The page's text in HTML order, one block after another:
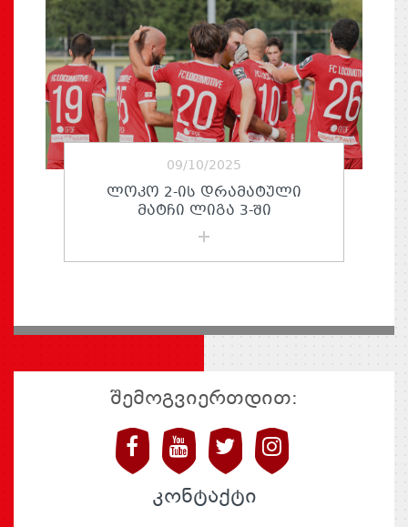
09/10/2025
ᲚᲝᲙᲝ 2-ᲘᲡ ᲓᲠᲐᲛᲐᲢᲣᲚᲘ
ᲛᲐᲢᲩᲘ ᲚᲘᲒᲐ 3-ᲨᲘ
შემოგვიერთდით:
კონტაქტი